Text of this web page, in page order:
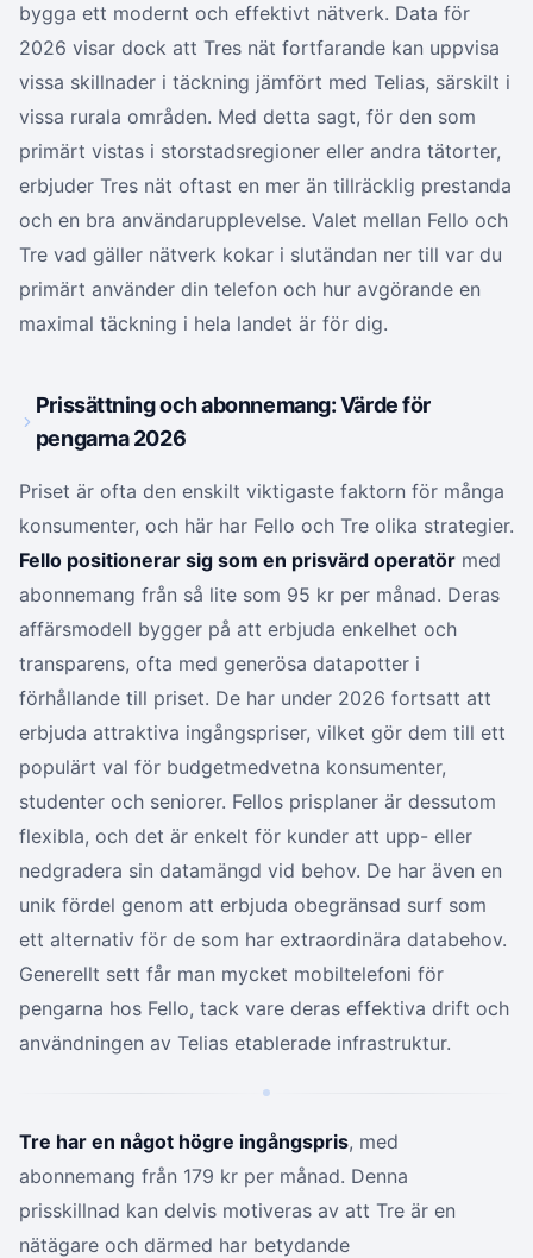
bygga ett modernt och effektivt nätverk. Data för
2026 visar dock att Tres nät fortfarande kan uppvisa
vissa skillnader i täckning jämfört med Telias, särskilt i
vissa rurala områden. Med detta sagt, för den som
primärt vistas i storstadsregioner eller andra tätorter,
erbjuder Tres nät oftast en mer än tillräcklig prestanda
och en bra användarupplevelse. Valet mellan Fello och
Tre vad gäller nätverk kokar i slutändan ner till var du
primärt använder din telefon och hur avgörande en
maximal täckning i hela landet är för dig.
Prissättning och abonnemang: Värde för
pengarna 2026
Priset är ofta den enskilt viktigaste faktorn för många
konsumenter, och här har Fello och Tre olika strategier.
Fello positionerar sig som en prisvärd operatör med
abonnemang från så lite som 95 kr per månad. Deras
affärsmodell bygger på att erbjuda enkelhet och
transparens, ofta med generösa datapotter i
förhållande till priset. De har under 2026 fortsatt att
erbjuda attraktiva ingångspriser, vilket gör dem till ett
populärt val för budgetmedvetna konsumenter,
studenter och seniorer. Fellos prisplaner är dessutom
flexibla, och det är enkelt för kunder att upp- eller
nedgradera sin datamängd vid behov. De har även en
unik fördel genom att erbjuda obegränsad surf som
ett alternativ för de som har extraordinära databehov.
Generellt sett får man mycket mobiltelefoni för
pengarna hos Fello, tack vare deras effektiva drift och
användningen av Telias etablerade infrastruktur.
Tre har en något högre ingångspris, med
abonnemang från 179 kr per månad. Denna
prisskillnad kan delvis motiveras av att Tre är en
nätägare och därmed har betydande